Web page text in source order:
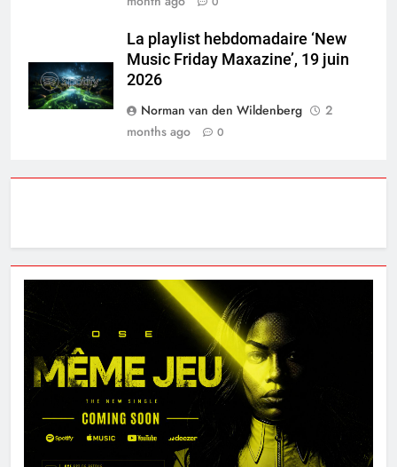
La playlist hebdomadaire ‘New
Music Friday Maxazine’, 19 juin
2026
Norman van den Wildenberg
2
months ago
0